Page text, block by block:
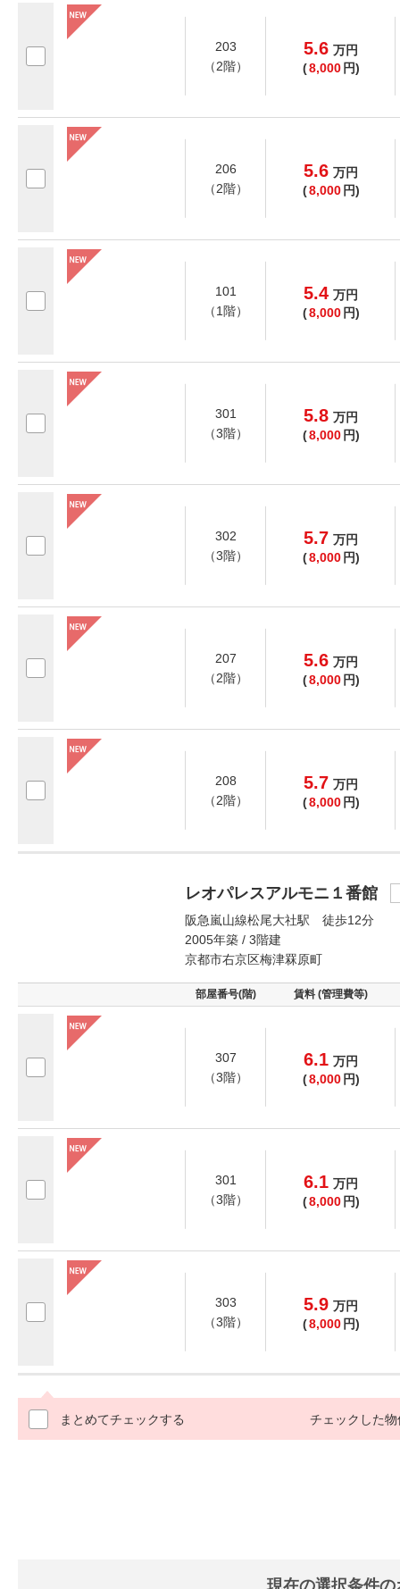
203
（2階）
5.6 万円
(8,000 円)
206
（2階）
5.6 万円
(8,000 円)
101
（1階）
5.4 万円
(8,000 円)
301
（3階）
5.8 万円
(8,000 円)
302
（3階）
5.7 万円
(8,000 円)
207
（2階）
5.6 万円
(8,000 円)
208
（2階）
5.7 万円
(8,000 円)
レオパレスアルモニ１番館
阪急嵐山線松尾大社駅 徒歩12分
2005年築 / 3階建
京都市右京区梅津罧原町
部屋番号(階) 賃料 (管理費等)
307
（3階）
6.1 万円
(8,000 円)
301
（3階）
6.1 万円
(8,000 円)
303
（3階）
5.9 万円
(8,000 円)
まとめてチェックする チェックした物
現在の選択条件